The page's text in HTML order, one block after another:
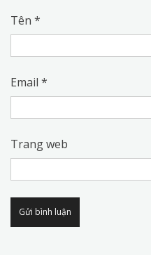
Tên *
Email *
Trang web